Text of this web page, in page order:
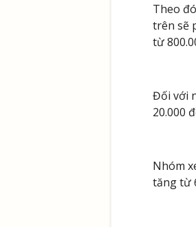
Theo
trên sẽ
từ
Đối với
20.000
Nhóm
tăng từ